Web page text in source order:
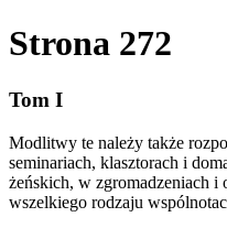
Strona 272
Tom I
Modlitwy te należy także
seminariach, klasztorach i
żeńskich, w zgromadzeniach i
wszelkiego rodzaju